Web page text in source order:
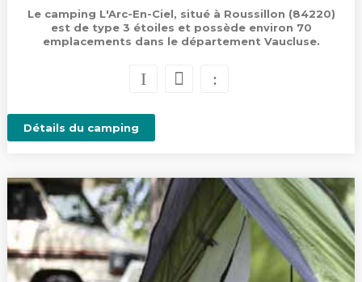
Le camping L'Arc-En-Ciel, situé à Roussillon (84220)
est de type 3 étoiles et possède environ 70
emplacements dans le département Vaucluse.
Détails du camping